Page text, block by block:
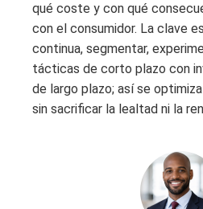
qué coste y con qué
con el consumidor. La clave
continua, segmentar,
tácticas de corto plazo con
de largo plazo; así se
sin sacrificar la lealtad ni la